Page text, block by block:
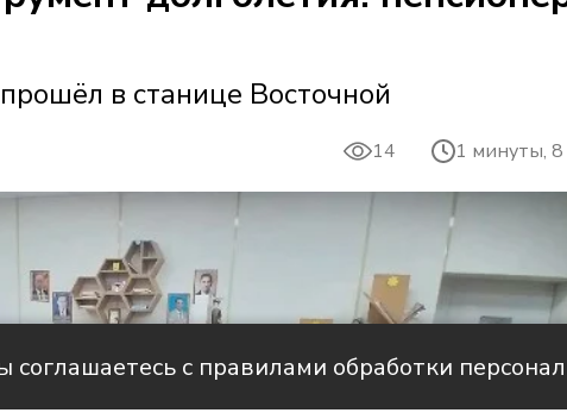
в станице Восточной
14 1 минуты, 8
соглашаетесь с правилами обработки